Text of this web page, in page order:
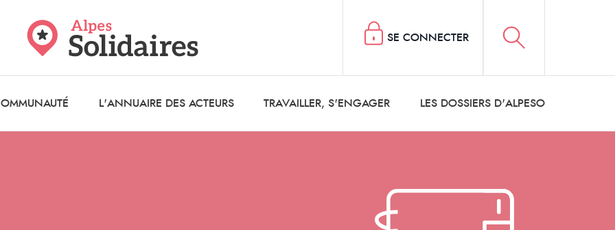
L'ANNUAIRE DES ACTEURS TRAVAILLER, S'ENGAGER LES DOSSIERS D'ALPESO
SE CONNECTER